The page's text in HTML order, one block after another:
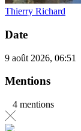
Thierry Richard
Date
9 août 2026, 06:51
Mentions
4 mentions